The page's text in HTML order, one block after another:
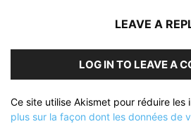
LEAVE A
LOG IN TO LEAVE A
Ce site utilise Akismet pour réduire les
plus sur la façon dont les données de